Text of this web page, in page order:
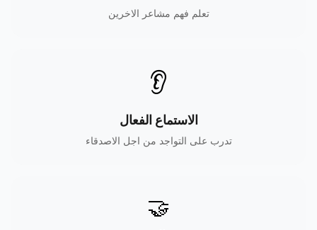
تعلم فهم مشاعر الاخرين
👂
الاستماع الفعال
تدرب على التواجد من اجل الاصدقاء
🤝